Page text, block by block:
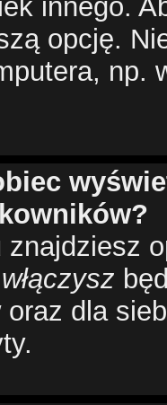
innego.
opcję.
np.
znajdziesz
włączysz
oraz dla